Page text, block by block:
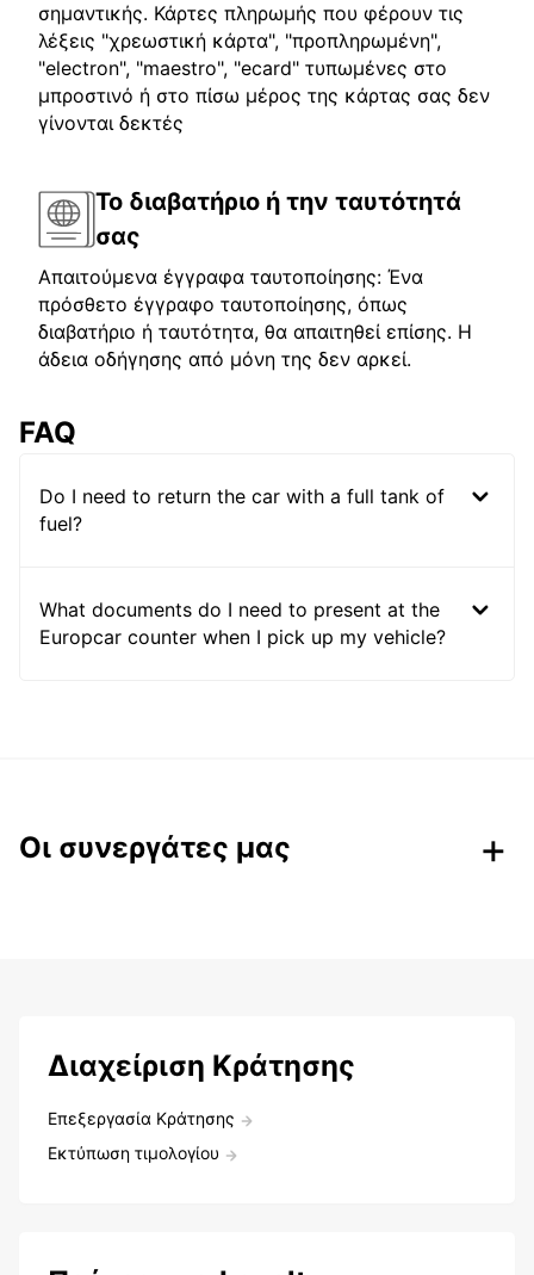
σημαντικής. Κάρτες πληρωμής που φέρουν τις
λέξεις "χρεωστική κάρτα", "προπληρωμένη",
"electron", "maestro", "ecard" τυπωμένες στο
μπροστινό ή στο πίσω μέρος της κάρτας σας δεν
γίνονται δεκτές
Το διαβατήριο ή την ταυτότητά
σας
Απαιτούμενα έγγραφα ταυτοποίησης: Ένα
πρόσθετο έγγραφο ταυτοποίησης, όπως
διαβατήριο ή ταυτότητα, θα απαιτηθεί επίσης. Η
άδεια οδήγησης από μόνη της δεν αρκεί.
FAQ
Do I need to return the car with a full tank of
fuel?
What documents do I need to present at the
Europcar counter when I pick up my vehicle?
Οι συνεργάτες μας
Διαχείριση Κράτησης
Επεξεργασία Κράτησης
Εκτύπωση τιμολογίου